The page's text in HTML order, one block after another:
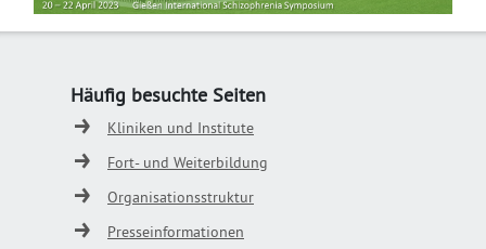
Häufig besuchte Seiten
Kliniken und Institute
Fort- und Weiterbildung
Organisationsstruktur
Presseinformationen